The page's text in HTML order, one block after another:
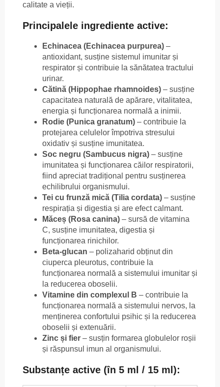
calitate a vieții.
Principalele ingrediente active:
Echinacea (Echinacea purpurea) –
antioxidant, susține sistemul imunitar și
respirator și contribuie la sănătatea tractului
urinar.
Cătină (Hippophae rhamnoides) – susține
capacitatea naturală de apărare, vitalitatea,
energia și funcționarea normală a inimii.
Rodie (Punica granatum) – contribuie la
protejarea celulelor împotriva stresului
oxidativ și susține imunitatea.
Soc negru (Sambucus nigra) – susține
imunitatea și funcționarea căilor respiratorii,
fiind apreciat tradițional pentru susținerea
echilibrului organismului.
Tei cu frunză mică (Tilia cordata) – susține
respirația și digestia și are efect calmant.
Măceș (Rosa canina) – sursă de vitamina
C, susține imunitatea, digestia și
funcționarea rinichilor.
Beta-glucan – polizaharid obținut din
ciuperca pleurotus, contribuie la
funcționarea normală a sistemului imunitar și
la reducerea oboselii.
Vitamine din complexul B – contribuie la
funcționarea normală a sistemului nervos, la
menținerea confortului psihic și la reducerea
oboselii și extenuării.
Zinc și fier – susțin formarea globulelor roșii
și răspunsul imun al organismului.
Substanțe active (în 5 ml / 15 ml):